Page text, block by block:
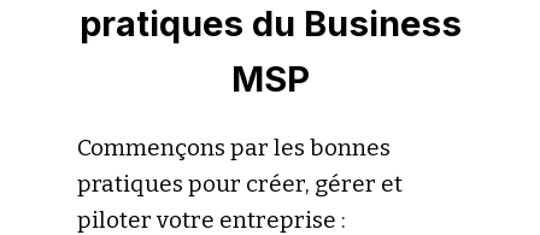
pratiques du Business
MSP
Commençons par les bonnes
pratiques pour créer, gérer et
piloter votre entreprise :